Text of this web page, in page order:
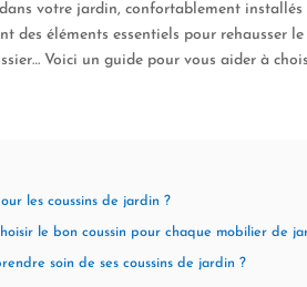
votre jardin, confortablement
des éléments essentiels pour rehausser
Voici un guide pour vous aider à
les coussins de jardin ?
le bon coussin pour chaque mobilier de
soin de ses coussins de jardin ?